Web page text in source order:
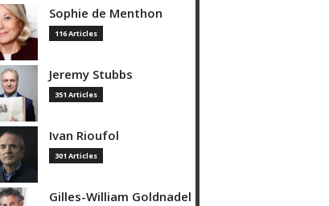
Sophie de Menthon
116 Articles
Jeremy Stubbs
351 Articles
Ivan Rioufol
301 Articles
Gilles-William Goldnadel